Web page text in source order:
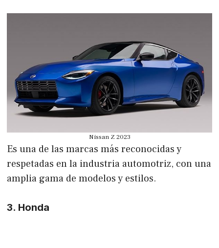
Nissan Z 2023
Es una de las marcas más reconocidas y
respetadas en la industria automotriz, con una
amplia gama de modelos y estilos.
3. Honda